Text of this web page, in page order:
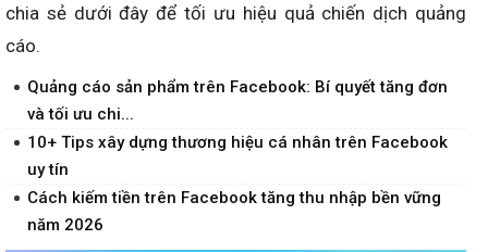
chia sẻ dưới đây để tối ưu hiệu quả chiến dịch quảng
cáo.
Quảng cáo sản phẩm trên Facebook: Bí quyết tăng đơn
và tối ưu chi...
10+ Tips xây dựng thương hiệu cá nhân trên Facebook
uy tín
Cách kiếm tiền trên Facebook tăng thu nhập bền vững
năm 2026